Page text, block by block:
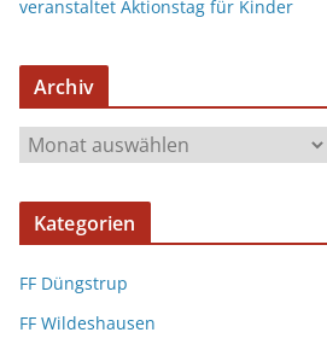
veranstaltet Aktionstag für Kinder
Archiv
Kategorien
FF Düngstrup
FF Wildeshausen